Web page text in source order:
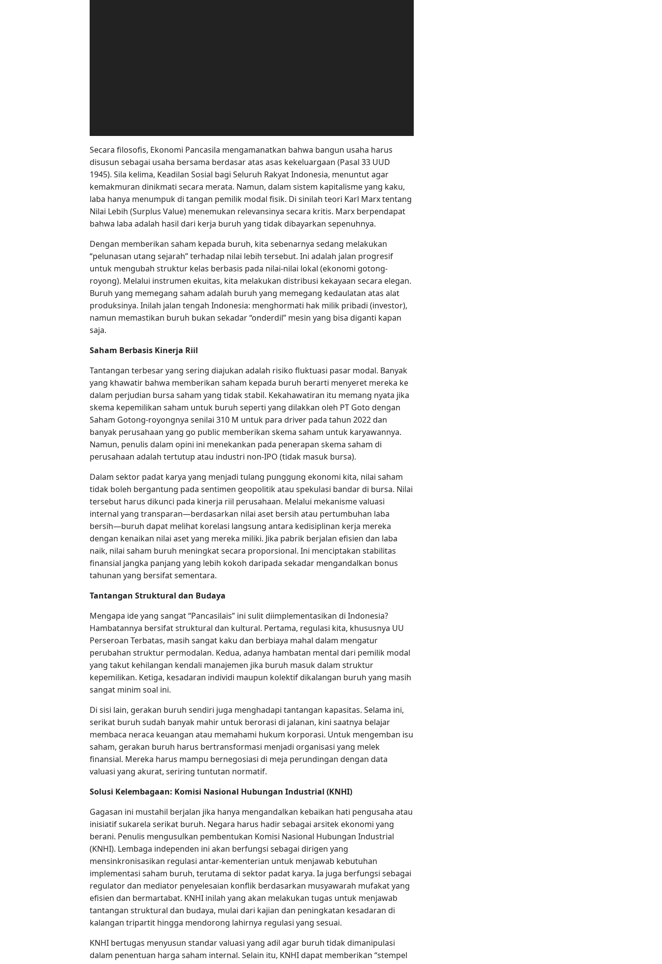
Secara filosofis, Ekonomi Pancasila mengamanatkan bahwa bangun usaha harus
disusun sebagai usaha bersama berdasar atas asas kekeluargaan (Pasal 33 UUD
1945). Sila kelima, Keadilan Sosial bagi Seluruh Rakyat Indonesia, menuntut agar
kemakmuran dinikmati secara merata. Namun, dalam sistem kapitalisme yang kaku,
laba hanya menumpuk di tangan pemilik modal fisik. Di sinilah teori Karl Marx tentang
Nilai Lebih (Surplus Value) menemukan relevansinya secara kritis. Marx berpendapat
bahwa laba adalah hasil dari kerja buruh yang tidak dibayarkan sepenuhnya.
Dengan memberikan saham kepada buruh, kita sebenarnya sedang melakukan
“pelunasan utang sejarah” terhadap nilai lebih tersebut. Ini adalah jalan progresif
untuk mengubah struktur kelas berbasis pada nilai-nilai lokal (ekonomi gotong-
royong). Melalui instrumen ekuitas, kita melakukan distribusi kekayaan secara elegan.
Buruh yang memegang saham adalah buruh yang memegang kedaulatan atas alat
produksinya. Inilah jalan tengah Indonesia: menghormati hak milik pribadi (investor),
namun memastikan buruh bukan sekadar “onderdil” mesin yang bisa diganti kapan
saja.
Saham Berbasis Kinerja Riil
Tantangan terbesar yang sering diajukan adalah risiko fluktuasi pasar modal. Banyak
yang khawatir bahwa memberikan saham kepada buruh berarti menyeret mereka ke
dalam perjudian bursa saham yang tidak stabil. Kekahawatiran itu memang nyata jika
skema kepemilikan saham untuk buruh seperti yang dilakkan oleh PT Goto dengan
Saham Gotong-royongnya senilai 310 M untuk para driver pada tahun 2022 dan
banyak perusahaan yang go public memberikan skema saham untuk karyawannya.
Namun, penulis dalam opini ini menekankan pada penerapan skema saham di
perusahaan adalah tertutup atau industri non-IPO (tidak masuk bursa).
Dalam sektor padat karya yang menjadi tulang punggung ekonomi kita, nilai saham
tidak boleh bergantung pada sentimen geopolitik atau spekulasi bandar di bursa. Nilai
tersebut harus dikunci pada kinerja riil perusahaan. Melalui mekanisme valuasi
internal yang transparan—berdasarkan nilai aset bersih atau pertumbuhan laba
bersih—buruh dapat melihat korelasi langsung antara kedisiplinan kerja mereka
dengan kenaikan nilai aset yang mereka miliki. Jika pabrik berjalan efisien dan laba
naik, nilai saham buruh meningkat secara proporsional. Ini menciptakan stabilitas
finansial jangka panjang yang lebih kokoh daripada sekadar mengandalkan bonus
tahunan yang bersifat sementara.
Tantangan Struktural dan Budaya
Mengapa ide yang sangat “Pancasilais” ini sulit diimplementasikan di Indonesia?
Hambatannya bersifat struktural dan kultural. Pertama, regulasi kita, khususnya UU
Perseroan Terbatas, masih sangat kaku dan berbiaya mahal dalam mengatur
perubahan struktur permodalan. Kedua, adanya hambatan mental dari pemilik modal
yang takut kehilangan kendali manajemen jika buruh masuk dalam struktur
kepemilikan. Ketiga, kesadaran individi maupun kolektif dikalangan buruh yang masih
sangat minim soal ini.
Di sisi lain, gerakan buruh sendiri juga menghadapi tantangan kapasitas. Selama ini,
serikat buruh sudah banyak mahir untuk berorasi di jalanan, kini saatnya belajar
membaca neraca keuangan atau memahami hukum korporasi. Untuk mengemban isu
saham, gerakan buruh harus bertransformasi menjadi organisasi yang melek
finansial. Mereka harus mampu bernegosiasi di meja perundingan dengan data
valuasi yang akurat, seriring tuntutan normatif.
Solusi Kelembagaan: Komisi Nasional Hubungan Industrial (KNHI)
Gagasan ini mustahil berjalan jika hanya mengandalkan kebaikan hati pengusaha atau
inisiatif sukarela serikat buruh. Negara harus hadir sebagai arsitek ekonomi yang
berani. Penulis mengusulkan pembentukan Komisi Nasional Hubungan Industrial
(KNHI). Lembaga independen ini akan berfungsi sebagai dirigen yang
mensinkronisasikan regulasi antar-kementerian untuk menjawab kebutuhan
implementasi saham buruh, terutama di sektor padat karya. Ia juga berfungsi sebagai
regulator dan mediator penyelesaian konflik berdasarkan musyawarah mufakat yang
efisien dan bermartabat. KNHI inilah yang akan melakukan tugas untuk menjawab
tantangan struktural dan budaya, mulai dari kajian dan peningkatan kesadaran di
kalangan tripartit hingga mendorong lahirnya regulasi yang sesuai.
KNHI bertugas menyusun standar valuasi yang adil agar buruh tidak dimanipulasi
dalam penentuan harga saham internal. Selain itu, KNHI dapat memberikan “stempel